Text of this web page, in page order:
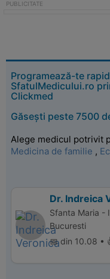
Programează-te
SfatulMedicului.ro
Clickmed
Găsești peste 7500
Alege medicul potrivit
Medicina de familie ,
Dr. Indreica
Sfanta Maria -
Bucuresti
📅 din 10.08 •